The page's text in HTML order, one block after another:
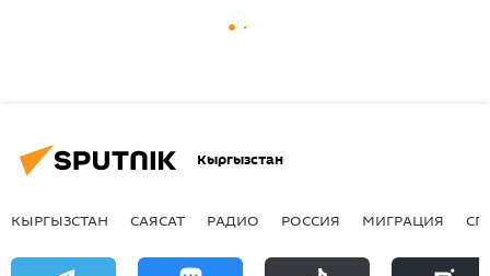
Кыргызстан
КЫРГЫЗСТАН САЯСАТ РАДИО РОССИЯ МИГРАЦИЯ